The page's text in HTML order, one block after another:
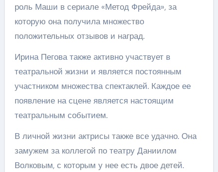
роль Маши в сериале «Метод Фрейда», за
которую она получила множество
положительных отзывов и наград.
Ирина Пегова также активно участвует в
театральной жизни и является постоянным
участником множества спектаклей. Каждое ее
появление на сцене является настоящим
театральным событием.
В личной жизни актрисы также все удачно. Она
замужем за коллегой по театру Даниилом
Волковым, с которым у нее есть двое детей.